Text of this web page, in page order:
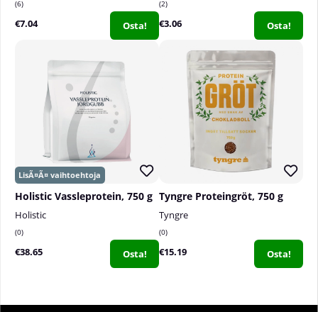
6
€7.04 Osta!
2
€3.06 Osta!
Holistic Vassleprotein, 750 g
Holistic
0
€38.65 Osta!
Tyngre Proteingröt, 750 g
Tyngre
0
€15.19 Osta!